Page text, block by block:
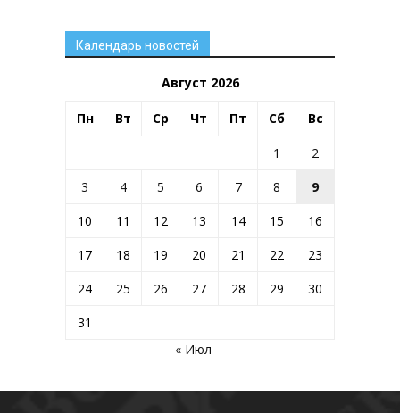
Календарь новостей
Август 2026
Пн Вт Ср Чт Пт Сб Вс
1
2
3
4 5 6 7 8
9
10
11 12 13 14 15
16
17
18 19 20 21 22
23
24
25 26 27 28 29
30
31
« Июл